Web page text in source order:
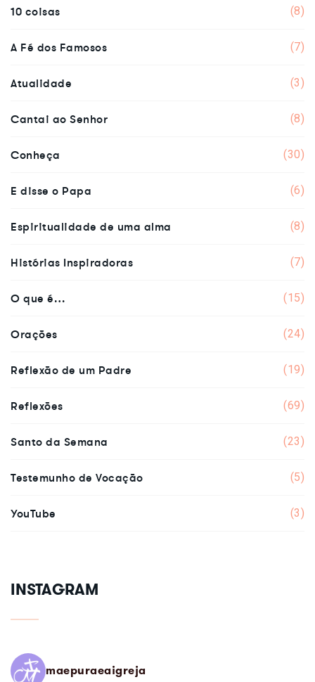
10 coisas (8)
A Fé dos Famosos (7)
Atualidade (3)
Cantai ao Senhor (8)
Conheça (30)
E disse o Papa (6)
Espiritualidade de uma alma (8)
Histórias Inspiradoras (7)
O que é… (15)
Orações (24)
Reflexão de um Padre (19)
Reflexões (69)
Santo da Semana (23)
Testemunho de Vocação (5)
YouTube (3)
INSTAGRAM
maepuraeaigreja